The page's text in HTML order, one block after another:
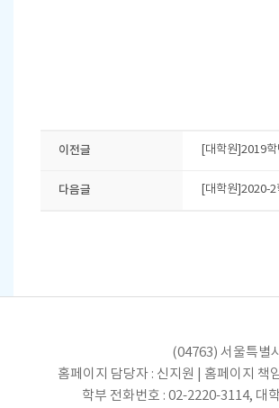
이전글 [대학원]2019
다음글 [대학원]2020-
(04763) 서울특별
홈페이지 담당자 : 신지원 | 홈페이지 책
학부 전화번호 : 02-2220-3114, 대